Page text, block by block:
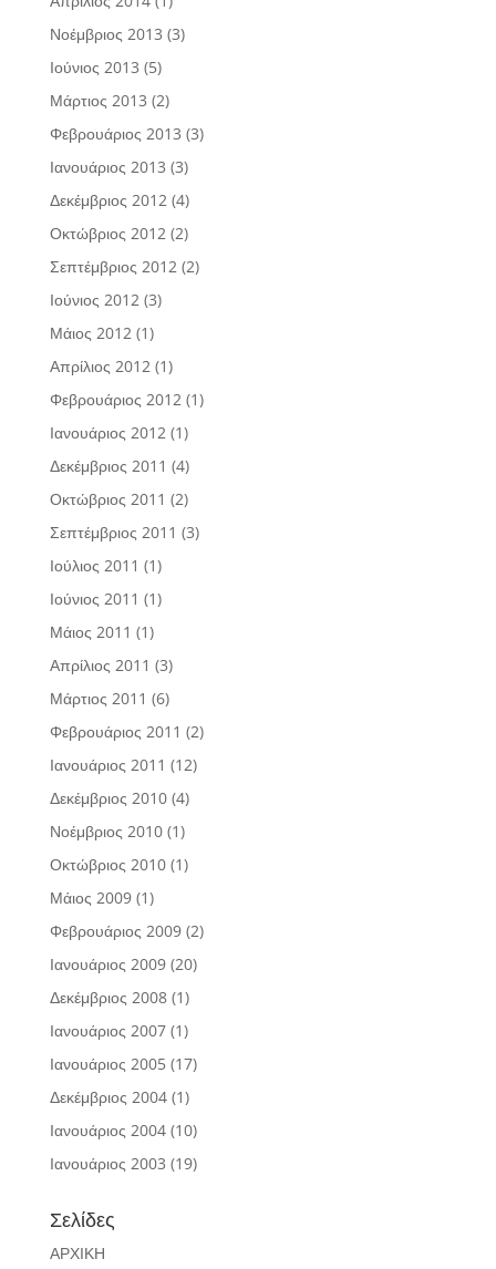
Νοέμβριος 2013 (3)
Ιούνιος 2013 (5)
Μάρτιος 2013 (2)
Φεβρουάριος 2013 (3)
Ιανουάριος 2013 (3)
Δεκέμβριος 2012(4)
Οκτώβριος 2012(2)
Σεπτέμβριος 2012(2)
Ιούνιος 2012(3)
Μάιος 2012(1)
Απρίλιος 2012(1)
Φεβρουάριος 2012(1)
Ιανουάριος 2012(1)
Δεκέμβριος 2011 (4)
Οκτώβριος 2011 (2)
Σεπτέμβριος 2011 (3)
Ιούλιος 2011 (1)
Ιούνιος 2011 (1)
Μάιος 2011 (1)
Απρίλιος 2011 (3)
Μάρτιος 2011 (6)
Φεβρουάριος 2011 (2)
Ιανουάριος 2011 (12)
Δεκέμβριος 2010(4)
Νοέμβριος 2010(1)
Οκτώβριος 2010(1)
Μάιος 2009(1)
Φεβρουάριος 2009(2)
Ιανουάριος 2009(20)
Δεκέμβριος 2008(1)
Ιανουάριος 2007(1)
Ιανουάριος 2005(17)
Δεκέμβριος 2004(1)
Ιανουάριος 2004(10)
Ιανουάριος 2003 (19)
Σελίδες
ΑΡΧΙΚΗ